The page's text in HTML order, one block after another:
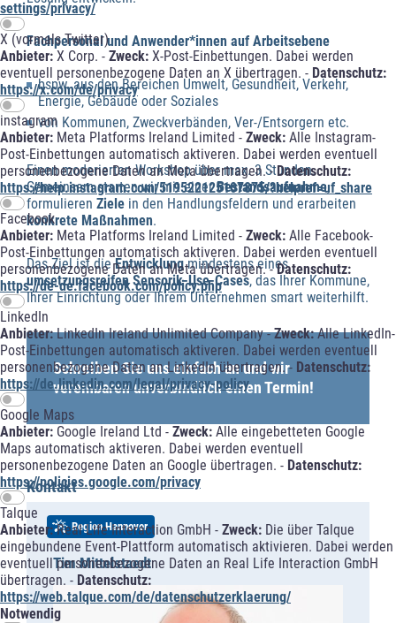
settings/privacy/
X (vormals Twitter)
Anbieter: X Corp. - Zweck: X-Post-Einbettungen. Dabei werden
eventuell personenbezogene Daten an X übertragen. - Datenschutz:
https://x.com/de/privacy
instagram
Anbieter: Meta Platforms Ireland Limited - Zweck: Alle Instagram-
Post-Einbettungen automatisch aktiveren. Dabei werden eventuell
personenbezogene Daten an Meta übertragen. -Datenschutz:
https://help.instagram.com/519522125107875/?helpref=uf_share
Facebook
Anbieter: Meta Platforms Ireland Limited - Zweck: Alle Facebook-
Post-Einbettungen automatisch aktiveren. Dabei werden eventuell
personenbezogene Daten an Meta übertragen. -Datenschutz:
https://de-de.facebook.com/policy.php
LinkedIn
Anbieter:LinkedIn Ireland Unlimited Company -Zweck:Alle LinkedIn-
Post-Einbettungen automatisch aktiveren. Dabei werden eventuell
personenbezogene Daten an LinkedIn übertragen. - Datenschutz:
https://de.linkedin.com/legal/privacy-policy
Google Maps
Anbieter: Google Ireland Ltd - Zweck: Alle eingebetteten Google
Maps automatisch aktiveren. Dabei werden eventuell
personenbezogene Daten an Google übertragen. - Datenschutz:
https://policies.google.com/privacy
Talque
Anbieter:Real Life Interaction GmbH - Zweck: Die über Talque
eingebundene Event-Plattform automatisch aktivieren. Dabei werden
eventuell personenbezogene Daten an Real Life Interaction GmbH
übertragen. - Datenschutz:
https://web.talque.com/de/datenschutzerklaerung/
Notwendig
Fachpersonal und Anwender*innen auf Arbeitsebene
bspw. aus den Bereichen Umwelt, Gesundheit, Verkehr,
Energie, Gebäude oder Soziales
von Kommunen, Zweckverbänden, Ver-/Entsorgern etc.
Einen moderierten Workshop über max. 3 Stunden.
Gemeinsam starten wir mit einerBestandsaufnahme,
formulieren Ziele in den Handlungsfeldern und erarbeiten
konkrete Maßnahmen.
Das Ziel ist dieEntwicklungmindestens eines
umsetzungsreifen Sensorik-Use-Cases, das Ihrer Kommune,
Ihrer Einrichtung oder Ihrem Unternehmen smart weiterhilft.
Schreiben Sie uns einfach an und wir
vereinbaren unverbindlich einen Termin!
Kontakt
Region Hannover
Tim Mittelstaedt